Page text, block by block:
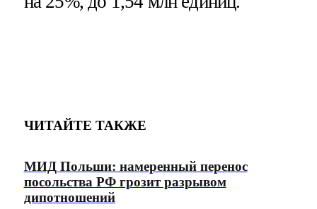
ЧИТАЙТЕ ТАКЖЕ
МИД Польши: намеренный перенос
посольства РФ грозит разрывом
дипотношений